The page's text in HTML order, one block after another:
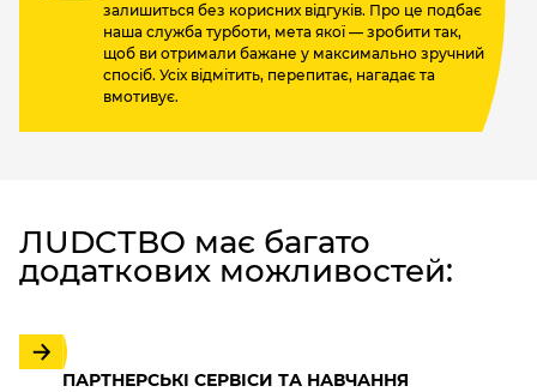
залишиться без корисних відгуків. Про це подбає
наша служба турботи, мета якої — зробити так,
щоб ви отримали бажане у максимально зручний
спосіб. Усіх відмітить, перепитає, нагадає та
вмотивує.
ЛUDCТВО має багато
додаткових можливостей:
ПАРТНЕРСЬКІ СЕРВІСИ ТА НАВЧАННЯ